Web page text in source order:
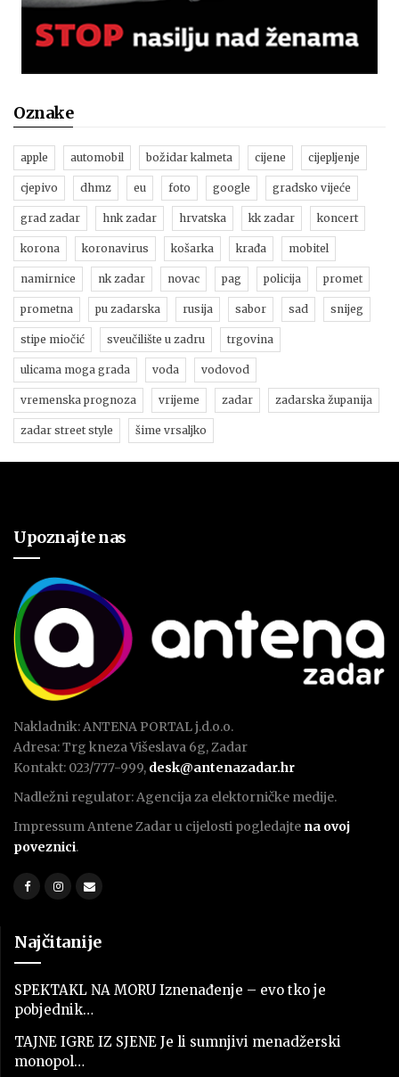
Oznake
apple automobil božidar kalmeta cijene cijepljenje
cjepivo dhmz eu foto google gradsko vijeće
grad zadar hnk zadar hrvatska kk zadar koncert
korona koronavirus košarka krađa mobitel
namirnice nk zadar novac pag policija promet
prometna pu zadarska rusija sabor sad snijeg
stipe miočić sveučilište u zadru trgovina
ulicama moga grada voda vodovod
vremenska prognoza vrijeme zadar zadarska županija
zadar street style šime vrsaljko
Upoznajte nas
Nakladnik: ANTENA PORTAL j.d.o.o.
Adresa: Trg kneza Višeslava 6g, Zadar
Kontakt: 023/777-999, desk@antenazadar.hr
Nadležni regulator: Agencija za elektorničke medije.
Impressum Antene Zadar u cijelosti pogledajte na ovoj
poveznici.
Najčitanije
SPEKTAKL NA MORU Iznenađenje – evo tko je
pobjednik…
TAJNE IGRE IZ SJENE Je li sumnjivi menadžerski
monopol…